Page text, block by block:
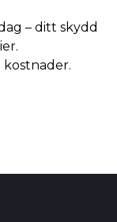
– ditt skydd